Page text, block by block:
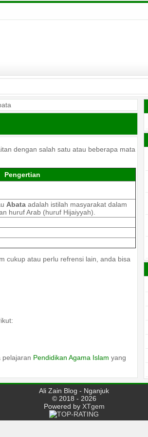
dengan salah satu atau beberapa mata
Pengertian
Abata adalah istilah masyarakat dalam
huruf Arab (huruf Hijaiyyah).
cukup atau perlu refrensi lain, anda bisa
pelajaran Pendidikan Agama Islam yang
Ali Zain Blog - Nganjuk
© 2018 - 2026
Powered by XTgem